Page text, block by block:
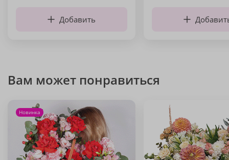
Добавить
Вам может понравиться
Новинка